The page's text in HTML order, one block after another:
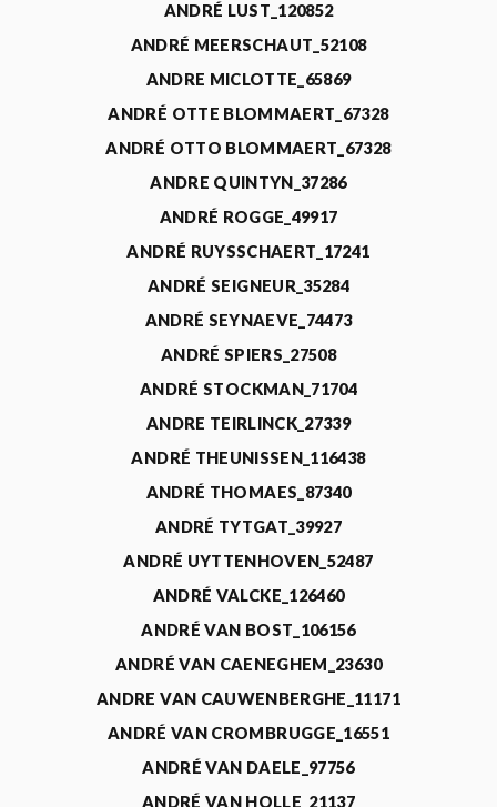
ANDRÉ LUST_120852
ANDRÉ MEERSCHAUT_52108
ANDRE MICLOTTE_65869
ANDRÉ OTTE BLOMMAERT_67328
ANDRÉ OTTO BLOMMAERT_67328
ANDRE QUINTYN_37286
ANDRÉ ROGGE_49917
ANDRÉ RUYSSCHAERT_17241
ANDRÉ SEIGNEUR_35284
ANDRÉ SEYNAEVE_74473
ANDRÉ SPIERS_27508
ANDRÉ STOCKMAN_71704
ANDRE TEIRLINCK_27339
ANDRÉ THEUNISSEN_116438
ANDRÉ THOMAES_87340
ANDRÉ TYTGAT_39927
ANDRÉ UYTTENHOVEN_52487
ANDRÉ VALCKE_126460
ANDRÉ VAN BOST_106156
ANDRÉ VAN CAENEGHEM_23630
ANDRE VAN CAUWENBERGHE_11171
ANDRÉ VAN CROMBRUGGE_16551
ANDRÉ VAN DAELE_97756
ANDRÉ VAN HOLLE_21137